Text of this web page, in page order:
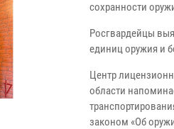
сохранности
Росгвардейцы
единиц оружия и
Центр
области
законом «Об